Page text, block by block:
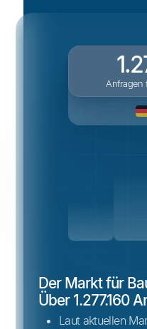
Der Markt für
Über 1.277.160
Laut aktuellen
Anfragen